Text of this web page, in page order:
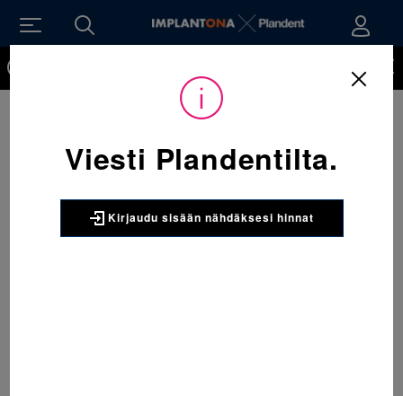
Viesti Plandentilta.
Kirjaudu sisään nähdäksesi hinnat